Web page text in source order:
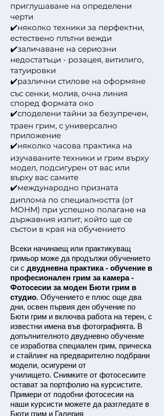
приглушаване на определени
черти
✔️няколко техники за перфектни,
естествено плътни вежди
✔️заличаване на сериозни
недостатъци - розацея, витилиго,
татуировки
✔️различни стилове на оформяне
със сенки, молив, очна линия
според формата око
✔️споделени тайни за безупречен,
траен грим, с универсално
приложение
✔️няколко часова практика на
изучаваните техники и грим върху
модел, подсигурен от вас или
върху вас самите
✔️международно призната
диплома по специалността (от
МОНМ) при успешно полагане на
държавния изпит, който ще се
състои в края на обучението
Всеки начинаещ или практикуващ
гримьор може да продължи обучението
си с двудневна практика - обучение в
професионален грим за камера -
Фотосесии за моден Бюти грим в
студио. Обучението е плюс още два
дни, освен първия ден обучение по
Бюти грим и включва работа на терен, с
известни имена във фотографията. В
допълнителното двудневно обучение
се изработва специален грим, прическа
и стайлинг на предварително подбрани
модели, осигурени от
училището. Снимките от фотосесиите
остават за портфолио на курсистите.
Примери от подобни фотосесии на
наши курсисти можете да разгледате в
Бюти грим и Галерия